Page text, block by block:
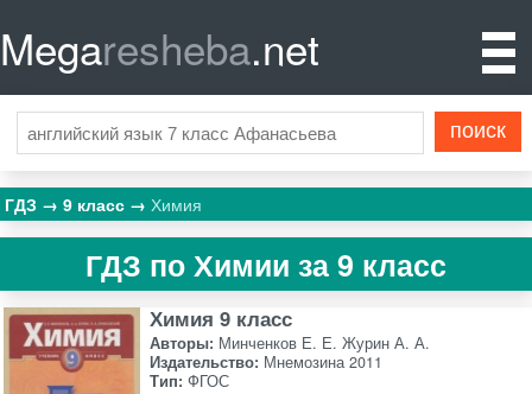
Megaresheba.net
ГДЗ 9 класс Химия
ГДЗ по Химии за 9 класс
Химия 9 класс
Авторы: Минченков Е. Е. Журин А. А.
Издательство: Мнемозина 2011
Тип: ФГОС